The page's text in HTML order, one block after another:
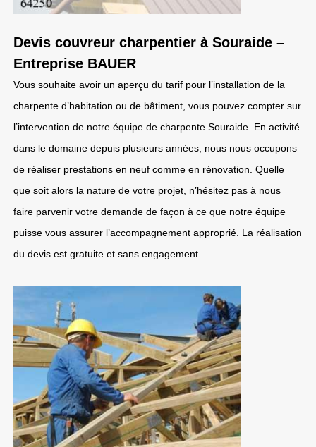
Devis couvreur charpentier à Souraide –
Entreprise BAUER
Vous souhaite avoir un aperçu du tarif pour l’installation de la
charpente d’habitation ou de bâtiment, vous pouvez compter sur
l’intervention de notre équipe de charpente Souraide. En activité
dans le domaine depuis plusieurs années, nous nous occupons
de réaliser prestations en neuf comme en rénovation. Quelle
que soit alors la nature de votre projet, n’hésitez pas à nous
faire parvenir votre demande de façon à ce que notre équipe
puisse vous assurer l’accompagnement approprié. La réalisation
du devis est gratuite et sans engagement.